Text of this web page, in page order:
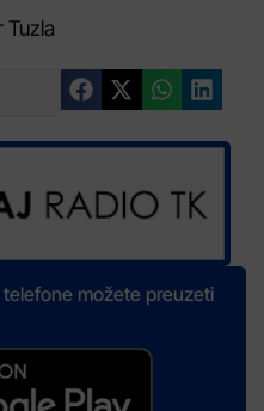
Tuzla
telefone možete preuzeti